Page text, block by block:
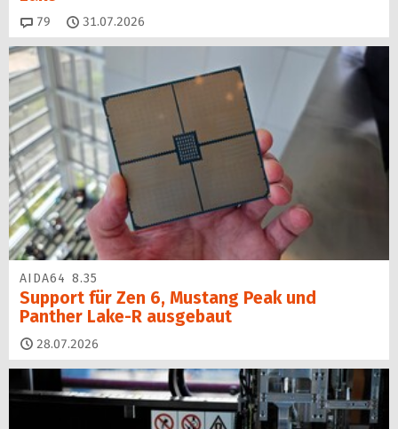
79 Kommentare
31.07.2026
AIDA64 8.35
Support für Zen 6, Mustang Peak und
Panther Lake-R ausgebaut
28.07.2026